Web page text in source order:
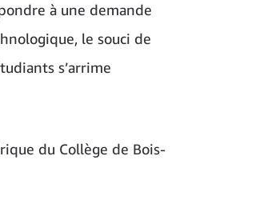
à une demande
le souci de
s’arrime
du Collège de Bois-